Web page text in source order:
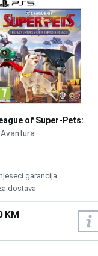
of Super-Pets:
of Krypto and
garancija
dostava
KM